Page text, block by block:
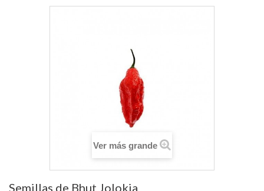
Ver más grande
Semillas de Bhut Jolokia